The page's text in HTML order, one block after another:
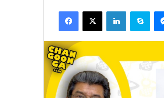
Facebook
X LinkedIn